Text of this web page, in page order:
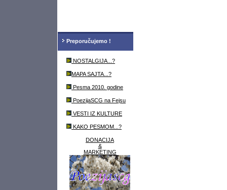
Preporučujemo !
NOSTALGIJA...?
MAPA SAJTA...?
Pesma 2010. godine
PoezijaSCG na Fejsu
VESTI IZ KULTURE
KAKO PESMOM...?
DONACIJA
&
MARKETING